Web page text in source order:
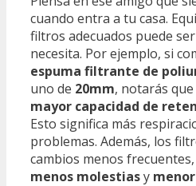
cuando entra a tu casa.
filtros adecuados puede
necesita. Por ejemplo, si
espuma filtrante de
uno de 20mm, notarás
mayor capacidad de
Esto significa más
problemas. Además, los
cambios menos
menos molestiasy